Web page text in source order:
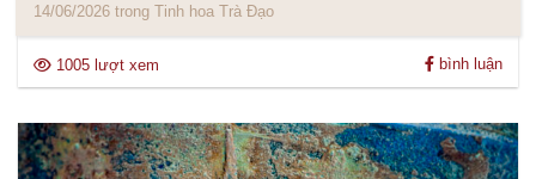
14/06/2026 trong Tinh hoa Trà Đạo
1005 lượt xem bình luận